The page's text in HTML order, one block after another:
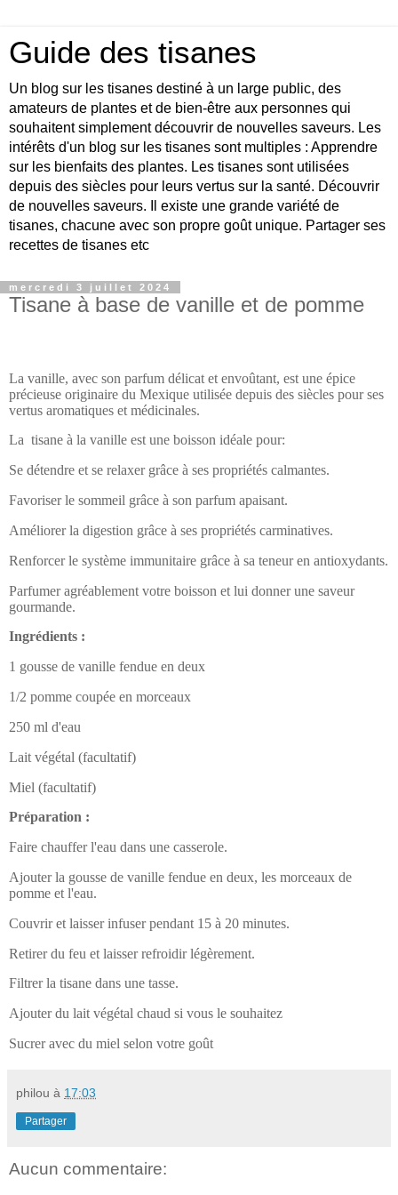
Guide des tisanes
Un blog sur les tisanes destiné à un large public, des
amateurs de plantes et de bien-être aux personnes qui
souhaitent simplement découvrir de nouvelles saveurs. Les
intérêts d'un blog sur les tisanes sont multiples : Apprendre
sur les bienfaits des plantes. Les tisanes sont utilisées
depuis des siècles pour leurs vertus sur la santé. Découvrir
de nouvelles saveurs. Il existe une grande variété de
tisanes, chacune avec son propre goût unique. Partager ses
recettes de tisanes etc
mercredi 3 juillet 2024
Tisane à base de vanille et de pomme
La vanille, avec son parfum délicat et envoûtant, est une épice
précieuse originaire du Mexique utilisée depuis des siècles pour ses
vertus aromatiques et médicinales.
La tisane à la vanille est une boisson idéale pour:
Se détendre et se relaxergrâce à ses propriétés calmantes.
Favoriser le sommeil grâce à son parfum apaisant.
Améliorer la digestion grâce à ses propriétés carminatives.
Renforcer le système immunitaire grâce à sa teneur en antioxydants.
Parfumer agréablement votre boisson et lui donner une saveur
gourmande.
Ingrédients :
1 gousse de vanille fendue en deux
1/2 pomme coupée en morceaux
250 ml d'eau
Lait végétal (facultatif)
Miel (facultatif)
Préparation :
Faire chauffer l'eau dans une casserole.
Ajouter la gousse de vanille fendue en deux, les morceaux de
pomme et l'eau.
Couvrir et laisser infuser pendant 15 à 20 minutes.
Retirer du feu et laisser refroidir légèrement.
Filtrer la tisane dans une tasse.
Ajouter du lait végétal chaud si vous le souhaitez
Sucrer avec du miel selon votre goût
philou à 17:03
Partager
Aucun commentaire: